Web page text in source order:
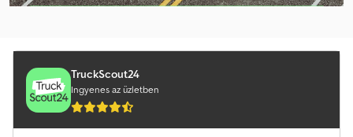
Lück Félpótkocsis Teherautó
Man Tgl Teherautó
Szemét Teherautó
TruckScout24
Ingyenes az üzletben